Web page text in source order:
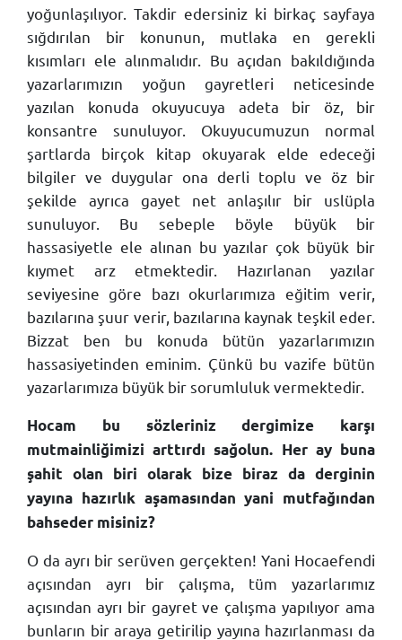
yoğunlaşılıyor. Takdir edersiniz ki birkaç sayfaya
sığdırılan bir konunun, mutlaka en gerekli
kısımları ele alınmalıdır. Bu açıdan bakıldığında
yazarlarımızın yoğun gayretleri neticesinde
yazılan konuda okuyucuya adeta bir öz, bir
konsantre sunuluyor. Okuyucumuzun normal
şartlarda birçok kitap okuyarak elde edeceği
bilgiler ve duygular ona derli toplu ve öz bir
şekilde ayrıca gayet net anlaşılır bir uslüpla
sunuluyor. Bu sebeple böyle büyük bir
hassasiyetle ele alınan bu yazılar çok büyük bir
kıymet arz etmektedir. Hazırlanan yazılar
seviyesine göre bazı okurlarımıza eğitim verir,
bazılarına şuur verir, bazılarına kaynak teşkil eder.
Bizzat ben bu konuda bütün yazarlarımızın
hassasiyetinden eminim. Çünkü bu vazife bütün
yazarlarımıza büyük bir sorumluluk vermektedir.
Hocam bu sözleriniz dergimize karşı
mutmainliğimizi arttırdı sağolun. Her ay buna
şahit olan biri olarak bize biraz da derginin
yayına hazırlık aşamasından yani mutfağından
bahseder misiniz?
O da ayrı bir serüven gerçekten! Yani Hocaefendi
açısından ayrı bir çalışma, tüm yazarlarımız
açısından ayrı bir gayret ve çalışma yapılıyor ama
bunların bir araya getirilip yayına hazırlanması da